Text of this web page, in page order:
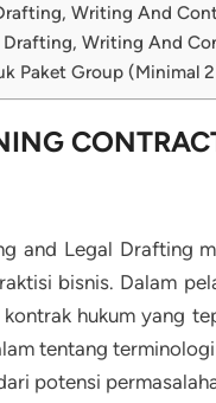
Writing And
Drafting, Writing And
Paket Group (Minimal
and Legal Drafting
bisnis. Dalam
hukum yang
tentang
potensi